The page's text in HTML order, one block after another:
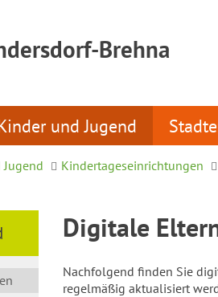
Brehna
und Jugend
Kindertageseinrichtungen
Digitale
Nachfolgend finden Sie
regelmäßig aktualisiert